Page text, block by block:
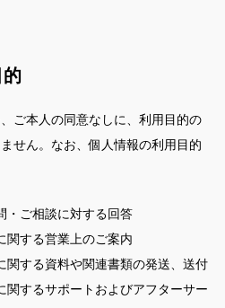
ご本人の同意なしに、利用目的の
せん。なお、個人情報の利用目的
・ご相談に対する回答
関する営業上のご案内
関する資料や関連書類の発送、送付
関するサポートおよびアフターサー